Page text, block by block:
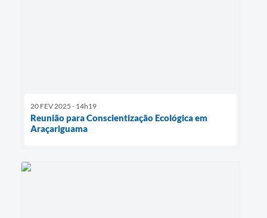
20 FEV 2025 - 14h19
Reunião para Conscientização Ecológica em
Araçariguama